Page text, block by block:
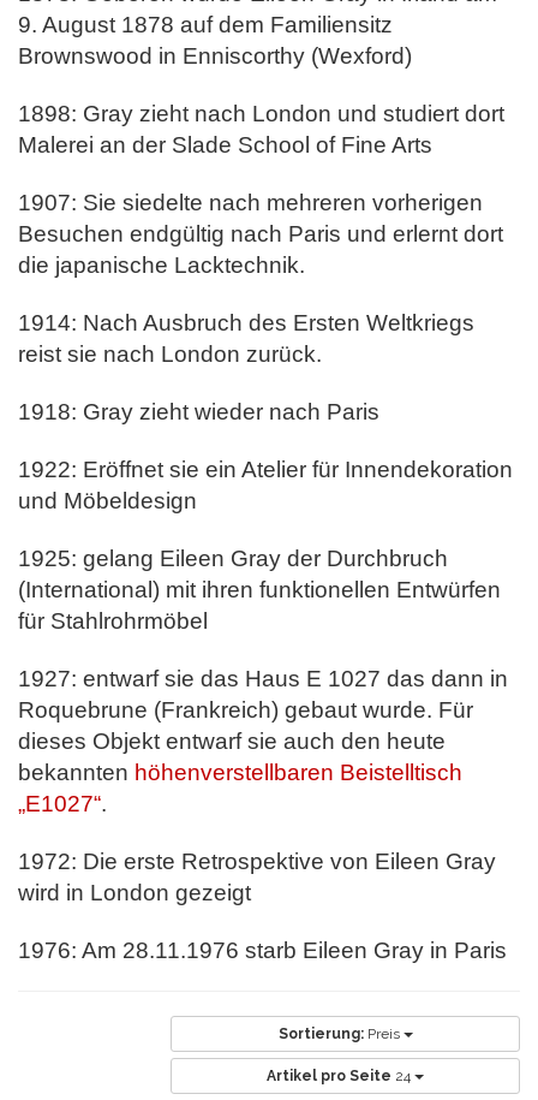
9. August 1878 auf dem Familiensitz
Brownswood in Enniscorthy (Wexford)
1898: Gray zieht nach London und studiert dort
Malerei an der Slade School of Fine Arts
1907: Sie siedelte nach mehreren vorherigen
Besuchen endgültig nach Paris und erlernt dort
die japanische Lacktechnik.
1914: Nach Ausbruch des Ersten Weltkriegs
reist sie nach London zurück.
1918: Gray zieht wieder nach Paris
1922: Eröffnet sie ein Atelier für Innendekoration
und Möbeldesign
1925: gelang Eileen Gray der Durchbruch
(International) mit ihren funktionellen Entwürfen
für Stahlrohrmöbel
1927: entwarf sie das Haus E 1027 das dann in
Roquebrune (Frankreich) gebaut wurde. Für
dieses Objekt entwarf sie auch den heute
bekannten höhenverstellbaren Beistelltisch
„E1027“.
1972: Die erste Retrospektive von Eileen Gray
wird in London gezeigt
1976: Am 28.11.1976 starb Eileen Gray in Paris
Sortierung: Preis
Artikel pro Seite 24